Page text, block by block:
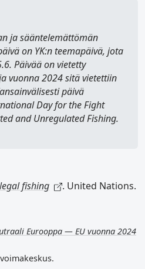
ja sääntelemättömän
on YK:n teemapäivä, jota
Päivää on vietetty
vuonna 2024 sitä vietettiin
päivä
Day for the Fight
and Unregulated Fishing.
fishing
. United Nations.
Eurooppa — EU vuonna 2024